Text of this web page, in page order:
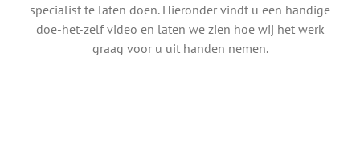
specialist te laten doen. Hieronder vindt u een handige
doe-het-zelf video en laten we zien hoe wij het werk
graag voor u uit handen nemen.